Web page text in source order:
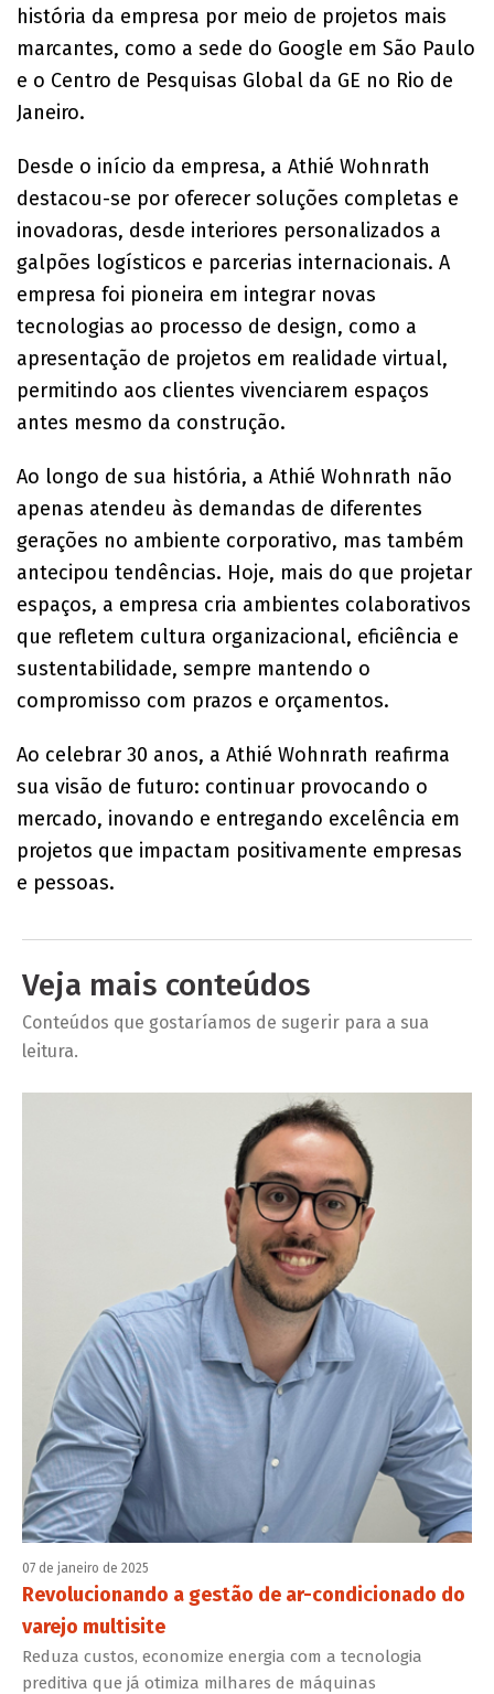
história da empresa por meio de projetos mais
marcantes, como a sede do Google em São Paulo
e o Centro de Pesquisas Global da GE no Rio de
Janeiro.
Desde o início da empresa, a Athié Wohnrath
destacou-se por oferecer soluções completas e
inovadoras, desde interiores personalizados a
galpões logísticos e parcerias internacionais. A
empresa foi pioneira em integrar novas
tecnologias ao processo de design, como a
apresentação de projetos em realidade virtual,
permitindo aos clientes vivenciarem espaços
antes mesmo da construção.
Ao longo de sua história, a Athié Wohnrath não
apenas atendeu às demandas de diferentes
gerações no ambiente corporativo, mas também
antecipou tendências. Hoje, mais do que projetar
espaços, a empresa cria ambientes colaborativos
que refletem cultura organizacional, eficiência e
sustentabilidade, sempre mantendo o
compromisso com prazos e orçamentos.
Ao celebrar 30 anos, a Athié Wohnrath reafirma
sua visão de futuro: continuar provocando o
mercado, inovando e entregando excelência em
projetos que impactam positivamente empresas
e pessoas.
Veja mais conteúdos
Conteúdos que gostaríamos de sugerir para a sua
leitura.
07 de janeiro de 2025
Revolucionando a gestão de ar-condicionado do
varejo multisite
Reduza custos, economize energia com a tecnologia
preditiva que já otimiza milhares de máquinas